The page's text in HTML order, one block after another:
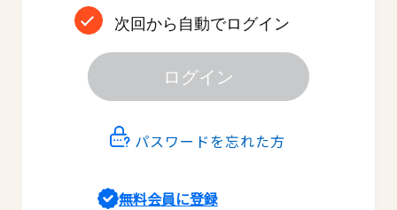
次回から自動でログイン
ログイン
パスワードを忘れた方
無料会員に登録